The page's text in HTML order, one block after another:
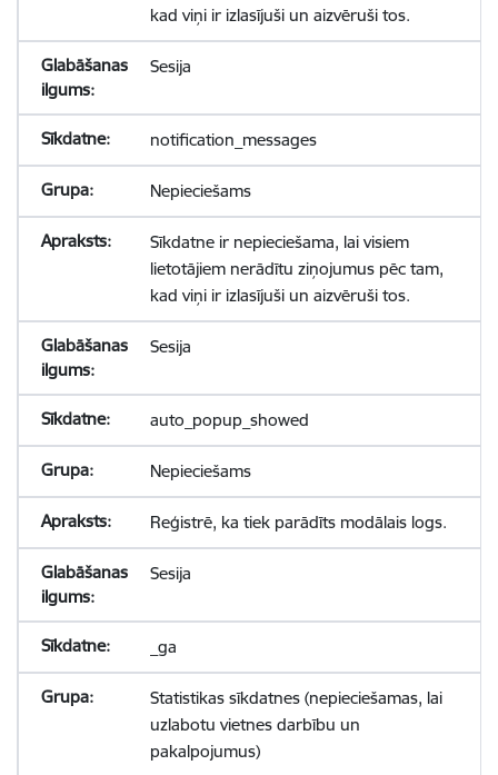
kad viņi ir izlasījuši un aizvēruši tos.
Sesija
notification_messages
Nepieciešams
Sīkdatne ir nepieciešama, lai visiem
lietotājiem nerādītu ziņojumus pēc tam,
kad viņi ir izlasījuši un aizvēruši tos.
Sesija
auto_popup_showed
Nepieciešams
Reģistrē, ka tiek parādīts modālais logs.
Sesija
_ga
Statistikas sīkdatnes (nepieciešamas, lai
uzlabotu vietnes darbību un
pakalpojumus)